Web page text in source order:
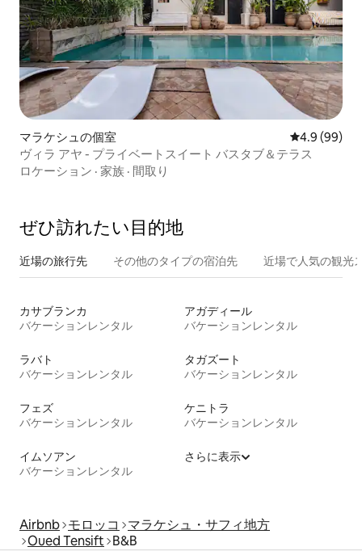
マラケシュの個室 レビュー99
4.9 (99)
ヴィラ アヤ - プライベートスイート バスタブ＆テラス
ロケーション · 家族 · 間取り
ぜひ訪⁠れ⁠た⁠い目⁠的⁠地
近場の旅行先 その他のタ⁠イ⁠プ⁠の宿⁠泊⁠先 近場で人気の観光
カサブランカ
バケーションレンタル
アガディール
バケーションレンタル
ラバト
バケーションレンタル
タガズート
バケーションレンタル
フェズ
バケーションレンタル
ケニトラ
バケーションレンタル
イムソアン
バケーションレンタル
さらに表示
Airbnb モロッコ
マラケシュ・サフィ地方
Oued Tensift B&B